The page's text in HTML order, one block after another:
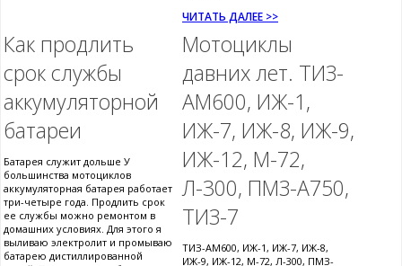
ЧИТАТЬ ДАЛЕЕ >>
Как продлить
срок службы
аккумуляторной
батареи
Батарея служит дольше У
большинства мотоциклов
аккумуляторная батарея работает
три-четыре года. Продлить срок
ее службы можно ремонтом в
домашних условиях. Для этого я
выливаю электролит и промываю
батарею дистиллированной
Мотоциклы
давних лет. ТИЗ-
АМ600, ИЖ-1,
ИЖ-7, ИЖ-8, ИЖ-9,
ИЖ-12, М-72,
Л-300, ПМЗ-А750,
ТИЗ-7
ТИЗ-АМ600, ИЖ-1, ИЖ-7, ИЖ-8,
ИЖ-9, ИЖ-12, М-72, Л-300, ПМЗ-